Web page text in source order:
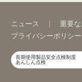
ニュース 重要
プライバシーポリシー
長期使用製品安全点検制度
あんしん点検